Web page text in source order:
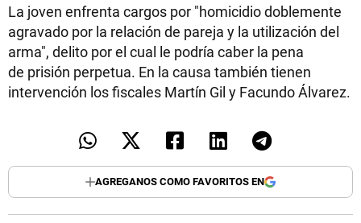
La joven enfrenta cargos por "homicidio doblemente
agravado por la relación de pareja y la utilización del
arma", delito por el cual le podría caber la pena
de prisión perpetua. En la causa también tienen
intervención los fiscales Martín Gil y Facundo Álvarez.
AGREGANOS COMO FAVORITOS EN